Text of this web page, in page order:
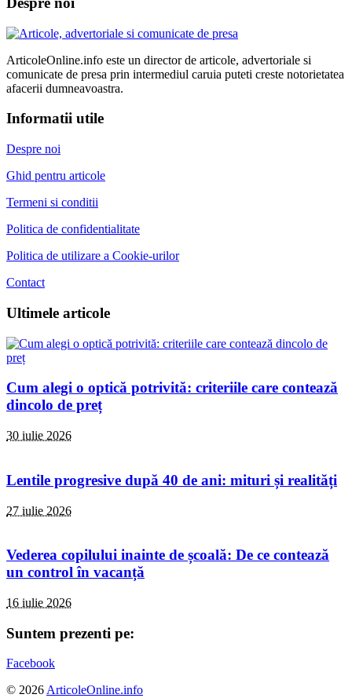
ArticoleOnline.info este un director de articole, advertoriale si
comunicate de presa prin intermediul caruia puteti creste notorietatea
afacerii dumneavoastra.
Informatii utile
Despre noi
Ghid pentru articole
Termeni si conditii
Politica de confidentialitate
Politica de utilizare a Cookie-urilor
Contact
Ultimele articole
Cum alegi o optică potrivită: criteriile care contează
dincolo de preț
30 iulie 2026
Lentile progresive după 40 de ani: mituri și realități
27 iulie 2026
Vederea copilului inainte de școală: De ce contează
un control în vacanță
16 iulie 2026
Suntem prezenti pe:
Facebook
© 2026 ArticoleOnline.info